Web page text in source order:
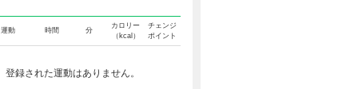
運動 時間 分
カロリー
（kcal）
チェンジ
ポイント
登録された運動はありません。